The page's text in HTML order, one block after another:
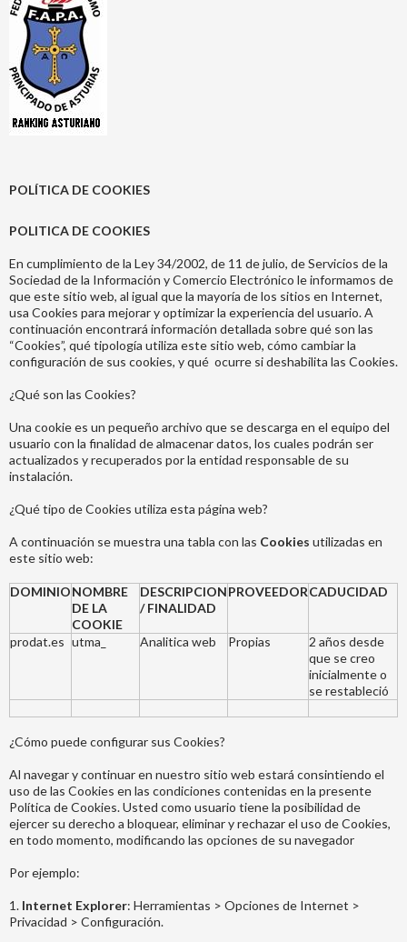
POLÍTICA DE COOKIES
POLITICA DE COOKIES
En cumplimiento de la Ley 34/2002, de 11 de julio, de Servicios de la
Sociedad de la Información y Comercio Electrónico le informamos de
que este sitio web, al igual que la mayoría de los sitios en Internet,
usa Cookies para mejorar y optimizar la experiencia del usuario. A
continuación encontrará información detallada sobre qué son las
“Cookies”, qué tipología utiliza este sitio web, cómo cambiar la
configuración de sus cookies, y qué ocurre si deshabilita las Cookies.
¿Qué son las Cookies?
Una cookie es un pequeño archivo que se descarga en el equipo del
usuario con la finalidad de almacenar datos, los cuales podrán ser
actualizados y recuperados por la entidad responsable de su
instalación.
¿Qué tipo de Cookies utiliza esta página web?
A continuación se muestra una tabla con las Cookies utilizadas en
este sitio web:
DOMINIONOMBRE
DE LA
COOKIE
DESCRIPCION
/ FINALIDAD
PROVEEDORCADUCIDAD
prodat.es utma_ Analitica web Propias
2 años desde
que se creo
inicialmente o
se restableció
¿Cómo puede configurar sus Cookies?
Al navegar y continuar en nuestro sitio web estará consintiendo el
uso de las Cookies en las condiciones contenidas en la presente
Política de Cookies. Usted como usuario tiene la posibilidad de
ejercer su derecho a bloquear, eliminar y rechazar el uso de Cookies,
en todo momento, modificando las opciones de su navegador
Por ejemplo:
1. Internet Explorer: Herramientas > Opciones de Internet >
Privacidad > Configuración.